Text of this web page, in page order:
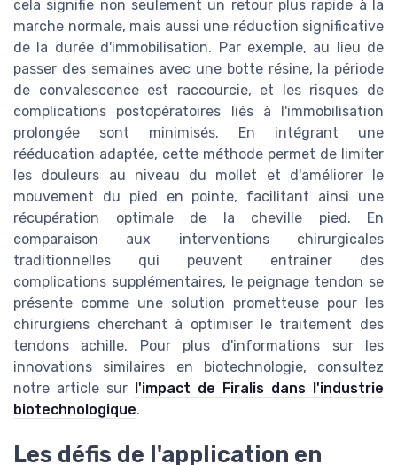
cela signifie non seulement un retour plus rapide à la
marche normale, mais aussi une réduction significative
de la durée d'immobilisation. Par exemple, au lieu de
passer des semaines avec une botte résine, la période
de convalescence est raccourcie, et les risques de
complications postopératoires liés à l'immobilisation
prolongée sont minimisés. En intégrant une
rééducation adaptée, cette méthode permet de limiter
les douleurs au niveau du mollet et d'améliorer le
mouvement du pied en pointe, facilitant ainsi une
récupération optimale de la cheville pied. En
comparaison aux interventions chirurgicales
traditionnelles qui peuvent entraîner des
complications supplémentaires, le peignage tendon se
présente comme une solution prometteuse pour les
chirurgiens cherchant à optimiser le traitement des
tendons achille. Pour plus d'informations sur les
innovations similaires en biotechnologie, consultez
notre article sur
l'impact de Firalis dans l'industrie
biotechnologique.
Les défis de l'application en